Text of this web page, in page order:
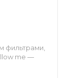
фильтрами,
me —